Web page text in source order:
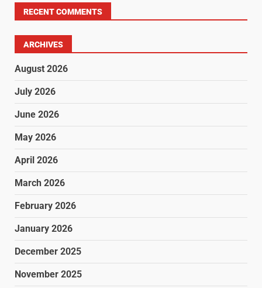
RECENT COMMENTS
ARCHIVES
August 2026
July 2026
June 2026
May 2026
April 2026
March 2026
February 2026
January 2026
December 2025
November 2025